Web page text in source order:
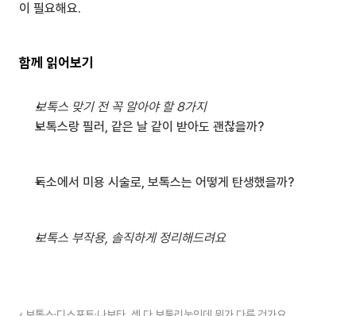
이 필요해요.
함께 읽어보기
보톡스 맞기 전 꼭 알아야 할 8가지
보톡스랑 필러, 같은 날 같이 받아도 괜찮을까?
독소에서 미용 시술로, 보톡스는 어떻게 탄생했을까?
보톡스 부작용, 솔직하게 정리해드려요